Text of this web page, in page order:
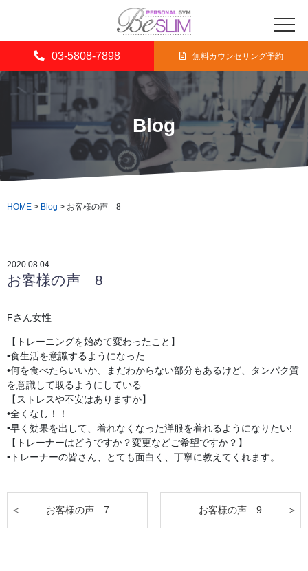
03-5808-7898 無料カウンセリング予約
Blog
HOME > Blog > お客様の声 8
2020.08.04
お客様の声 8
Fさん女性
【トレーニングを始めて変わったこと】
•食生活を意識するようになった
•何を食べたらいいか、まだわからない部分もあるけど、タンパク質
を意識して取るようにしている
【ストレスや不安はありますか】
•全くなし！！
•早く効果を出して、着れなくなった洋服を着れるようになりたい!
【トレーナーはどうですか？変更などご希望ですか？】
•トレーナーの皆さん、とても面白く、丁寧に教えてくれます。
お客様の声 7 お客様の声 9